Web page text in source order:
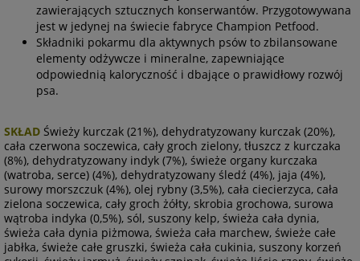
zawierających sztucznych konserwantów. Przygotowywana
jest w jedynej na świecie fabryce Champion Petfood.
Składniki pokarmu dla aktywnych psów to zbilansowane
elementy odżywcze i mineralne, zapewniające
odpowiednią kaloryczność i dbające o prawidłowy rozwój
psa.
SKŁAD Świeży kurczak (21%), dehydratyzowany kurczak (20%),
cała czerwona soczewica, cały groch zielony, tłuszcz z kurczaka
(8%), dehydratyzowany indyk (7%), świeże organy kurczaka
(watroba, serce) (4%), dehydratyzowany śledź (4%), jaja (4%),
surowy morszczuk (4%), olej rybny (3,5%), cała ciecierzyca, cała
zielona soczewica, cały groch żółty, skrobia grochowa, surowa
wątroba indyka (0,5%), sól, suszony kelp, świeża cała dynia,
świeża cała dynia piżmowa, świeża cała marchew, świeże całe
jabłka, świeże całe gruszki, świeża cała cukinia, suszony korzeń